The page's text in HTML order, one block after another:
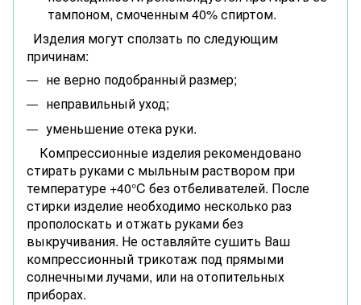
тампоном, смоченным 40% спиртом.
Изделия могут сползать по следующим
причинам:
не верно подобранный размер;
неправильный уход;
уменьшение отека руки.
Компрессионные изделия рекомендовано
стирать руками с мыльным раствором при
температуре +40°C без отбеливателей. После
стирки изделие необходимо несколько раз
прополоскать и отжать руками без
выкручивания. Не оставляйте сушить Ваш
компрессионный трикотаж под прямыми
солнечными лучами, или на отопительных
приборах.